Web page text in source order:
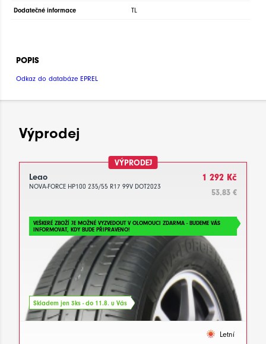
Dodatečné informace TL
POPIS
Odkaz do databáze EPREL
Výprodej
VÝPRODEJ
Leao
NOVA-FORCE HP100 235/55 R17 99V DOT2023
1 292 Kč
53.83 €
VEŠKERÉ ZBOŽÍ JE MOŽNÉ VYZVEDOUT V OLOMOUCI ZDARMA - BUDEME VÁS
INFORMOVAT, KDY BUDE PŘIPRAVENO!
Skladem jen 3ks - do 11.8. u Vás
Letní